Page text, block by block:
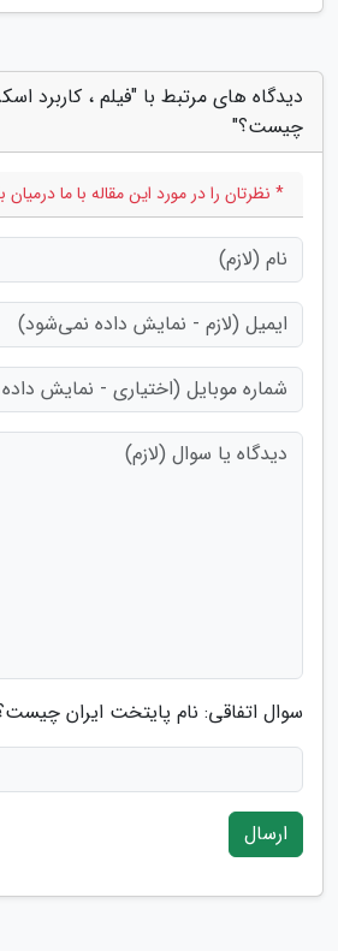
دیدگاه های مرتبط با "فیلم ، کاربرد
چیست؟"
* نظرتان را در مورد این مقاله با ما درمیان
سوال اتفاقی: نام پایتخت ایران
ارسال